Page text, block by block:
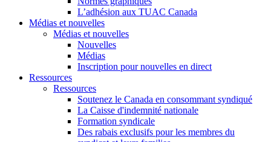
L’adhésion aux TUAC Canada
Médias et nouvelles
Médias et nouvelles
Nouvelles
Médias
Inscription pour nouvelles en direct
Ressources
Ressources
Soutenez le Canada en consommant syndiqué
La Caisse d'indemnité nationale
Formation syndicale
Des rabais exclusifs pour les membres du